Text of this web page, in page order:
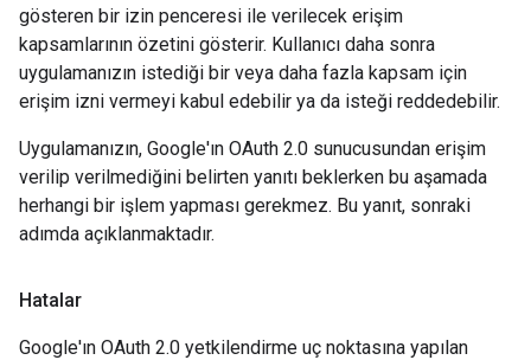
gösteren bir izin penceresi ile verilecek erişim
kapsamlarının özetini gösterir. Kullanıcı daha sonra
uygulamanızın istediği bir veya daha fazla kapsam için
erişim izni vermeyi kabul edebilir ya da isteği reddedebilir.
Uygulamanızın, Google'ın OAuth 2.0 sunucusundan erişim
verilip verilmediğini belirten yanıtı beklerken bu aşamada
herhangi bir işlem yapması gerekmez. Bu yanıt, sonraki
adımda açıklanmaktadır.
Hatalar
Google'ın OAuth 2.0 yetkilendirme uç noktasına yapılan